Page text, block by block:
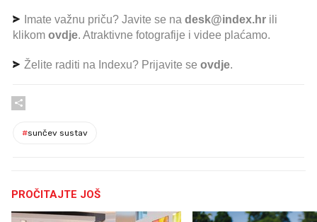
Imate važnu priču? Javite se na desk@index.hr ili
klikom ovdje. Atraktivne fotografije i videe plaćamo.
Želite raditi na Indexu? Prijavite se ovdje.
#sunčev sustav
PROČITAJTE JOŠ